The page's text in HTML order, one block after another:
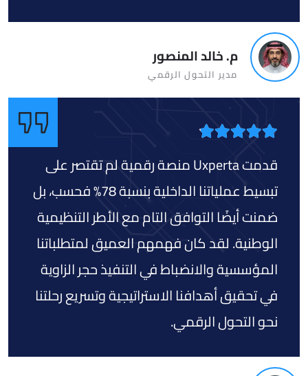
م. خالد المنصور
مدير التحول الرقمي
قدمت Uxperta منصة رقمية لم تقتصر على
تبسيط عملياتنا الداخلية بنسبة 78% فحسب، بل
ضمنت أيضًا التوافق التام مع الأطر التنظيمية
الوطنية. لقد كان فهمهم العميق لمتطلباتنا
المؤسسية والانضباط في التنفيذ حجر الزاوية
في تحقيق أهدافنا الاستراتيجية وتسريع رحلتنا
نحو التحول الرقمي.